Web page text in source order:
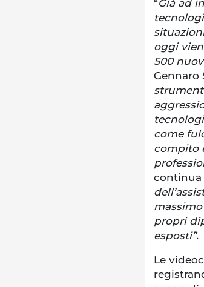
“Già ad
oggi
500
Gennaro
come
compito
continua
propri
esposti”.
Le